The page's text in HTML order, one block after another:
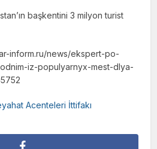
başkentini 3 milyon turist
inform.ru/news/ekspert-po-
iz-populyarnyx-mest-dlya-
Acenteleri İttifakı